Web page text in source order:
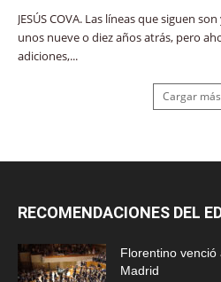
JESÚS COVA. Las líneas que siguen
unos nueve o diez años atrás, pero
adiciones,...
Cargar más
RECOMENDACIONES DEL
Florentino venció
Madrid